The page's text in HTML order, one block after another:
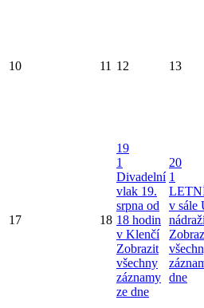
10 11 12 13
17 18
19
1
Divadelní
vlak 19.
srpna od
18 hodin
v Klenčí
Zobrazit
všechny
záznamy
ze dne
20
1
v sále
dne